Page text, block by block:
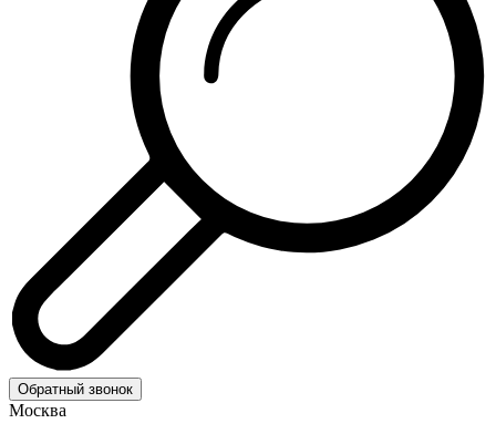
Обратный звонок
Москва